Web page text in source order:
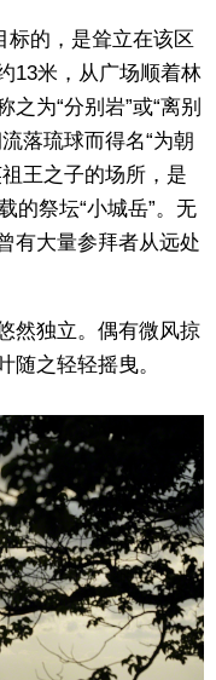
标的，是耸立在该区
13米，从广场顺着林
为“分别岩”或“离别
落琉球而得名“为朝
王之子的场所，是
的祭坛“小城岳”。无
有大量参拜者从远处
然独立。偶有微风掠
随之轻轻摇曳。